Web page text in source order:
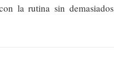
la rutina sin demasiados